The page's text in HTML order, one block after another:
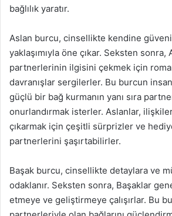
bağlılık yaratır.
Aslan burcu, cinsellikte kendine
yaklaşımıyla öne çıkar. Seksten
partnerlerinin ilgisini çekmek için
davranışlar sergilerler. Bu burcun
güçlü bir bağ kurmanın yanı sıra
onurlandırmak isterler. Aslanlar,
çıkarmak için çeşitli sürprizler ve
partnerlerini şaşırtabilirler.
Başak burcu, cinsellikte detaylara ve
odaklanır. Seksten sonra, Başaklar
etmeye ve geliştirmeye çalışırlar. Bu